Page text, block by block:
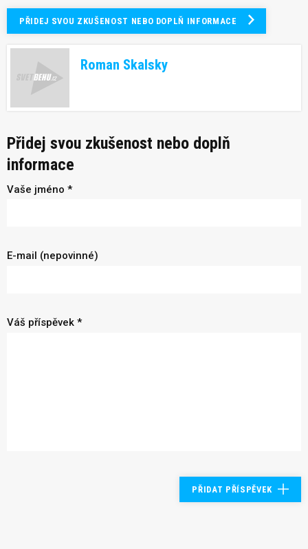
PŘIDEJ SVOU ZKUŠENOST NEBO DOPLŇ INFORMACE
Roman Skalsky
Přidej svou zkušenost nebo doplň
informace
Vaše jméno *
E-mail (nepovinné)
Váš příspěvek *
PŘIDAT PŘÍSPĚVEK